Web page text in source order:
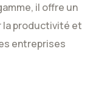
il offre un
la productivité et
entreprises